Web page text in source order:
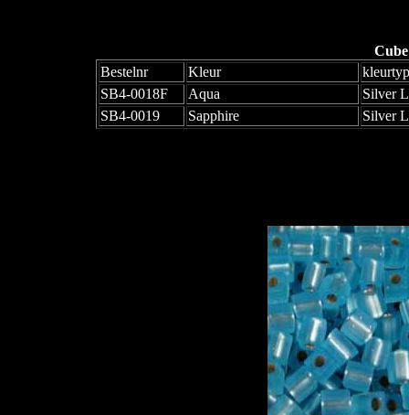
Bestelnr
Kleur
SB4-0018F
Aqua
Silver
SB4-0019
Sapphire Silver